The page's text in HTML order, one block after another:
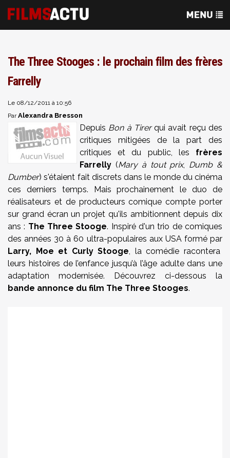
The Three Stooges : le prochain film des frères
Farrelly
Le 08/12/2011 à 10:56
ParAlexandra Bresson
Depuis Bon à Tirerqui avait reçu des
critiques mitigées de la part des
critiques et du public, les frères
Farrelly (Mary à tout prix, Dumb &
Dumber) s'étaient fait discrets dans le monde du cinéma
ces derniers temps. Mais prochainement le duo de
réalisateurs et de producteurs comique compte porter
sur grand écran un projet qu'ils ambitionnent depuis dix
ans : The Three Stooge. Inspiré d'un trio de comiques
des années 30 à 60 ultra-populaires aux USA formé par
Larry, Moe et Curly Stooge, la comédie racontera
leurs histoires de l’enfance jusqu’à l’âge adulte dans une
adaptation modernisée. Découvrez ci-dessous la
bande annonce du film The Three Stooges.